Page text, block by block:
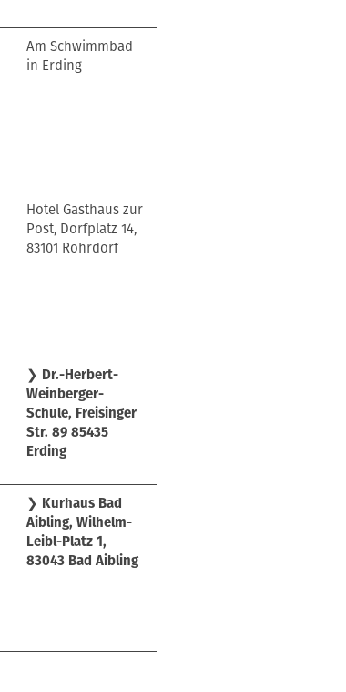
Am Schwimmbad
in Erding
Hotel Gasthaus zur
Post, Dorfplatz 14,
83101 Rohrdorf
❯ Dr.-Herbert-
Weinberger-
Schule, Freisinger
Str. 89 85435
Erding
❯ Kurhaus Bad
Aibling, Wilhelm-
Leibl-Platz 1,
83043 Bad Aibling